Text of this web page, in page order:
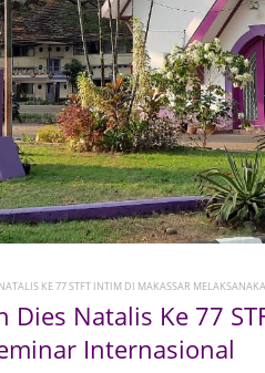
KE 77 STFT INTIM DI MAKASSAR
Dies Natalis Ke 77
Internasional